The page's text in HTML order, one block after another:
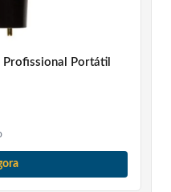
Portátil